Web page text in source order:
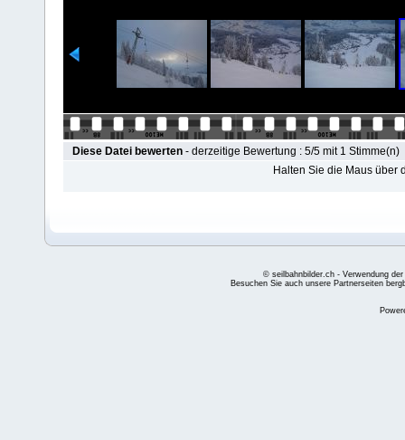
Diese Datei bewerten - derzeitige Bewertung : 5/5 mit 1 Stimme(n)
Halten Sie die Maus über
© seilbahnbilder.ch - Verwendung
Besuchen Sie auch unsere Partnerseiten